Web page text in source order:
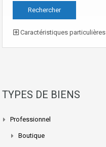
Caractéristiques particulières
TYPES DE BIENS
Professionnel
Boutique